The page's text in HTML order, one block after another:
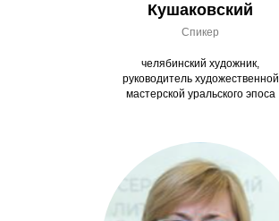
Кушаковский
Спикер
челябинский художник,
руководитель художественной
мастерской уральского эпоса